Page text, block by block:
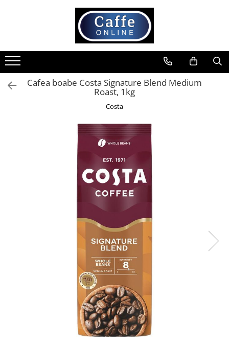
Cafea
Cafea Boabe
Capsule Cafea
Cafea boabe Costa Signature Blend Medium
Roast, 1kg
Costa